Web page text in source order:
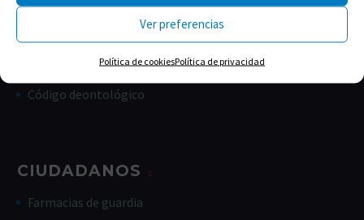
Ver preferencias
Política de cookiesPolítica de privacidad
TRANSPARENCIA
Memorias
Código deontológico
CIUDADANOS
Farmacias de guardia